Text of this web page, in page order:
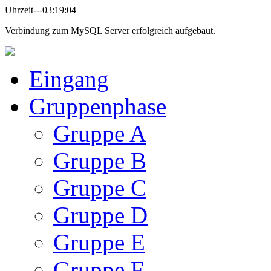
Uhrzeit---03:19:04
Verbindung zum MySQL Server erfolgreich aufgebaut.
Eingang
Gruppenphase
Gruppe A
Gruppe B
Gruppe C
Gruppe D
Gruppe E